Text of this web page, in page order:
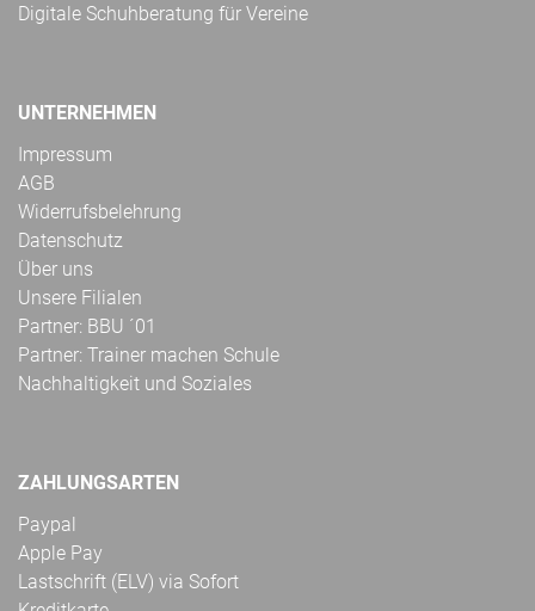
Digitale Schuhberatung für Vereine
UNTERNEHMEN
Impressum
AGB
Widerrufsbelehrung
Datenschutz
Über uns
Unsere Filialen
Partner: BBU ´01
Partner: Trainer machen Schule
Nachhaltigkeit und Soziales
ZAHLUNGSARTEN
Paypal
Apple Pay
Lastschrift (ELV) via Sofort